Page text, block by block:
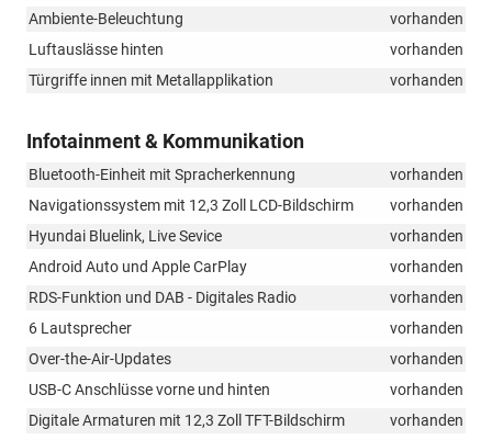
Ambiente-Beleuchtung
vorhanden
Luftauslässe hinten
vorhanden
Türgriffe innen mit Metallapplikation
vorhanden
Infotainment & Kommunikation
Bluetooth-Einheit mit Spracherkennung
vorhanden
Navigationssystem mit 12,3 Zoll LCD-Bildschirm
vorhanden
Hyundai Bluelink, Live Sevice
vorhanden
Android Auto und Apple CarPlay
vorhanden
RDS-Funktion und DAB - Digitales Radio
vorhanden
6 Lautsprecher
vorhanden
Over-the-Air-Updates
vorhanden
USB-C Anschlüsse vorne und hinten
vorhanden
Digitale Armaturen mit 12,3 Zoll TFT-Bildschirm
vorhanden